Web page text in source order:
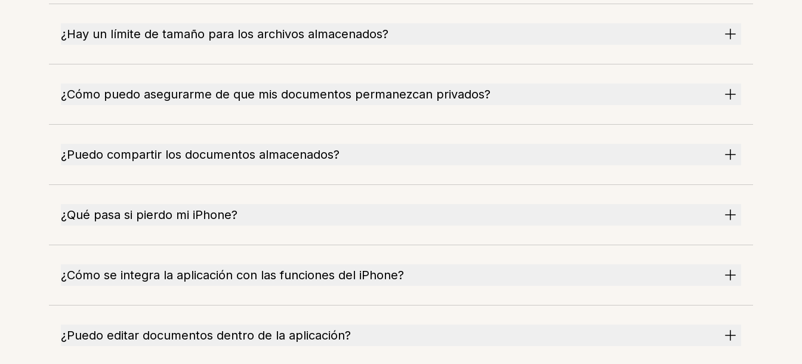
¿Hay un límite de tamaño para los archivos almacenados?
¿Cómo puedo asegurarme de que mis documentos permanezcan privados?
¿Puedo compartir los documentos almacenados?
¿Qué pasa si pierdo mi iPhone?
¿Cómo se integra la aplicación con las funciones del iPhone?
¿Puedo editar documentos dentro de la aplicación?